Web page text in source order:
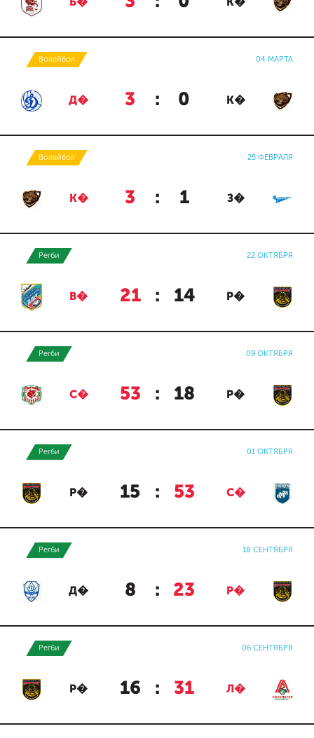
Б� К�
Волейбол 04 МАРТА
Д� 3 : 0 К�
Волейбол 25 ФЕВРАЛЯ
К� 3 : 1 З�
Регби 22 ОКТЯБРЯ
В� 21 : 14 Р�
Регби 09 ОКТЯБРЯ
С� 53 : 18 Р�
Регби 01 ОКТЯБРЯ
Р� 15 : 53 С�
Регби 18 СЕНТЯБРЯ
Д� 8 : 23 Р�
Регби 06 СЕНТЯБРЯ
Р� 16 : 31 Л�